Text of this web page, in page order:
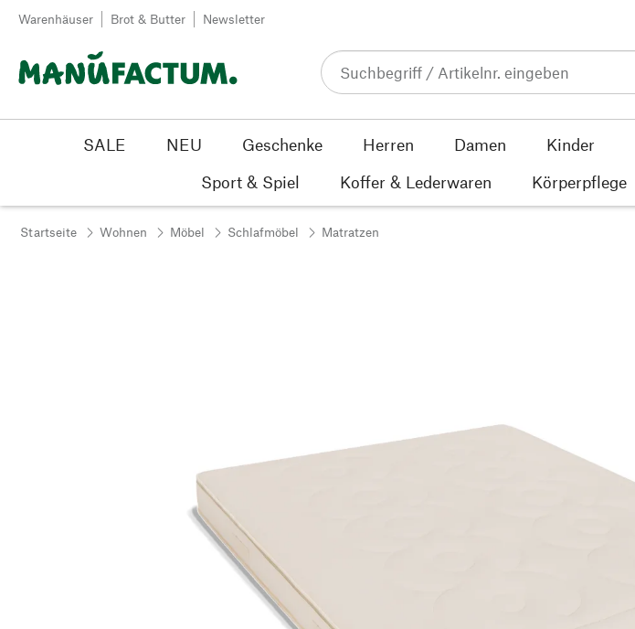
Zum Inhalt springen
Warenhäuser Brot & Butter Newsletter
SALE NEU Geschenke Herren Damen Kinder
Sport & Spiel
Koffer & Lederwaren Körperpflege
Startseite Wohnen Möbel Schlafmöbel Matratzen